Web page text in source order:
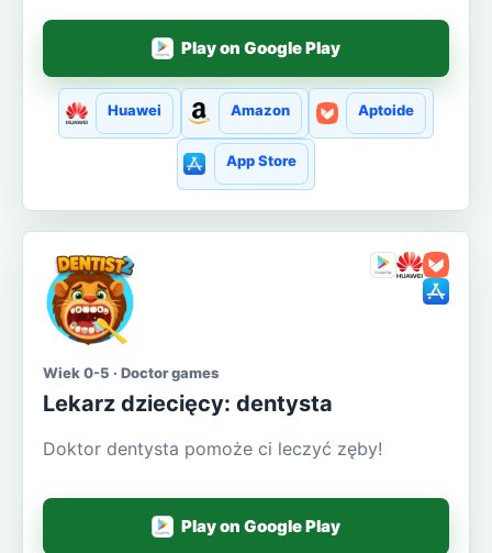
Play on Google Play
Huawei Amazon Aptoide
App Store
Wiek 0-5 · Doctor games
Lekarz dziecięcy: dentysta
Doktor dentysta pomoże ci leczyć zęby!
Play on Google Play